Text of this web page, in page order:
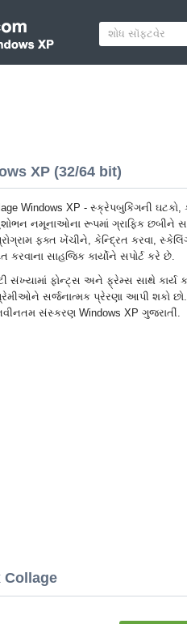
XP (32/64 bit)
Windows XP - સ્ક્રેપબુકિંગની
નમૂનાઓના રૂપમાં ગ્રાફિક છબીને
ફક્ત ખેંચીને, કેન્દ્રિત કરવા,
કરવાના સાહજિક કાર્યોને સપોર્ટ કરે છે.
સંખ્યામાં ફોન્ટ્સ અને ફ્રેમ્સ સાથે કાર્ય
સર્જનાત્મક પ્રેરણા આપી શકો
સંસ્કરણ Windows XP ગુજરાતીં.
Collage